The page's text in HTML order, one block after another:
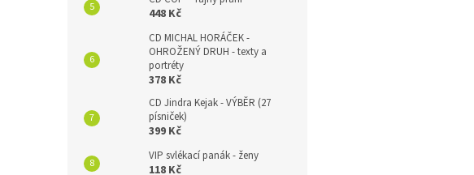
448 Kč
CD MICHAL HORÁČEK -
OHROŽENÝ DRUH - texty a
portréty
378 Kč
CD Jindra Kejak - VÝBĚR (27
písniček)
399 Kč
VIP svlékací panák - ženy
118 Kč